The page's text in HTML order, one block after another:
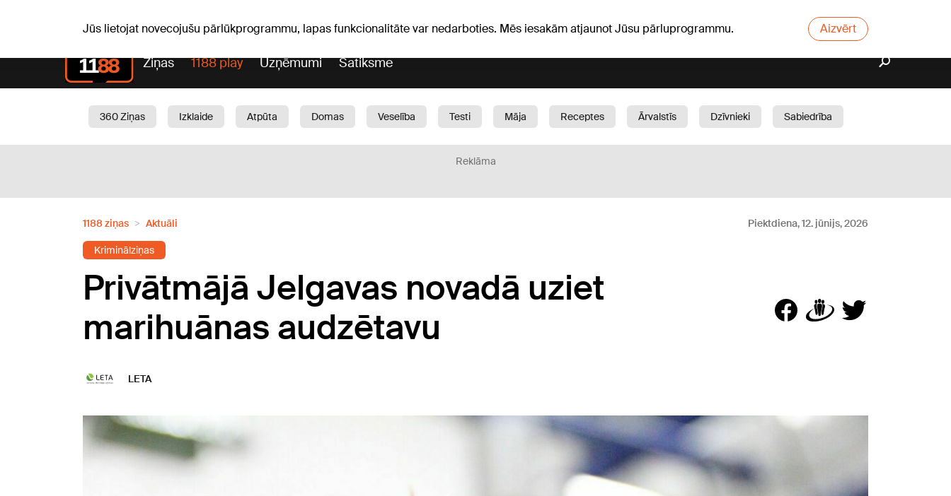
Jūs lietojat novecojušu pārlūkprogrammu, lapas funkcionalitāte var nedarboties. Mēs iesakām atjaunot Jūsu pārluprogrammu. Aizvērt
Ziņas 1188 play Uzņēmumi Satiksme
360 Ziņas Izklaide Atpūta Domas Veselība Testi Māja Receptes Ārvalstīs Dzīvnieki
Sabiedrība
Reklāma
1188 ziņas Aktuāli Piektdiena, 12. jūnijs, 2026
Kriminālziņas
Privātmājā Jelgavas novadā uziet
marihuānas audzētavu
LETA